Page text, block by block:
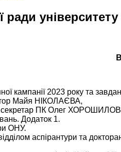
ради
кампанії 2023 року та
Майя НІКОЛАЄВА,
секретар ПК Олег
Додаток 1.
ОНУ.
аспірантури та